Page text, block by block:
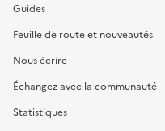
Guides
Feuille de route et nouveautés
Nous écrire
Échangez avec la communauté
Statistiques